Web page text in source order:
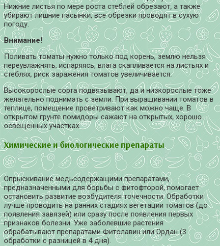
Нижние листья по мере роста стеблей обрезают, а также
убирают лишние пасынки, все обрезки проводят в сухую
погоду.
Внимание!
Поливать томаты нужно только под корень, землю нельзя
переувлажнять, испаряясь, влага скапливается на листьях и
стеблях, риск заражения томатов увеличивается.
Высокорослые сорта подвязывают, да и низкорослые тоже
желательно поднимать с земли. При выращивании томатов в
теплице, помещение проветривают как можно чаще. В
открытом грунте помидоры сажают на открытых, хорошо
освещенных участках.
Химические и биологические препараты
Опрыскивание медьсодержащими препаратами,
предназначенными для борьбы с фитофторой, помогает
остановить развитие возбудителя точечности. Обработки
лучше проводить на ранних стадиях вегетации томатов (до
появления завязей) или сразу после появления первых
признаков болезни. Уже заболевшие растения
обрабатывают препаратами Фитолавин или Ордан (3
обработки с разницей в 4 дня).